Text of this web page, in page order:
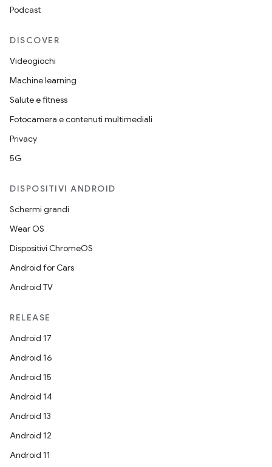
Podcast
DISCOVER
Videogiochi
Machine learning
Salute e fitness
Fotocamera e contenuti multimediali
Privacy
5G
DISPOSITIVI ANDROID
Schermi grandi
Wear OS
Dispositivi ChromeOS
Android for Cars
Android TV
RELEASE
Android 17
Android 16
Android 15
Android 14
Android 13
Android 12
Android 11